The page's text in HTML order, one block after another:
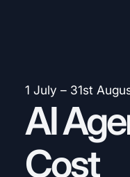
1 July – 31st
AI
Cost